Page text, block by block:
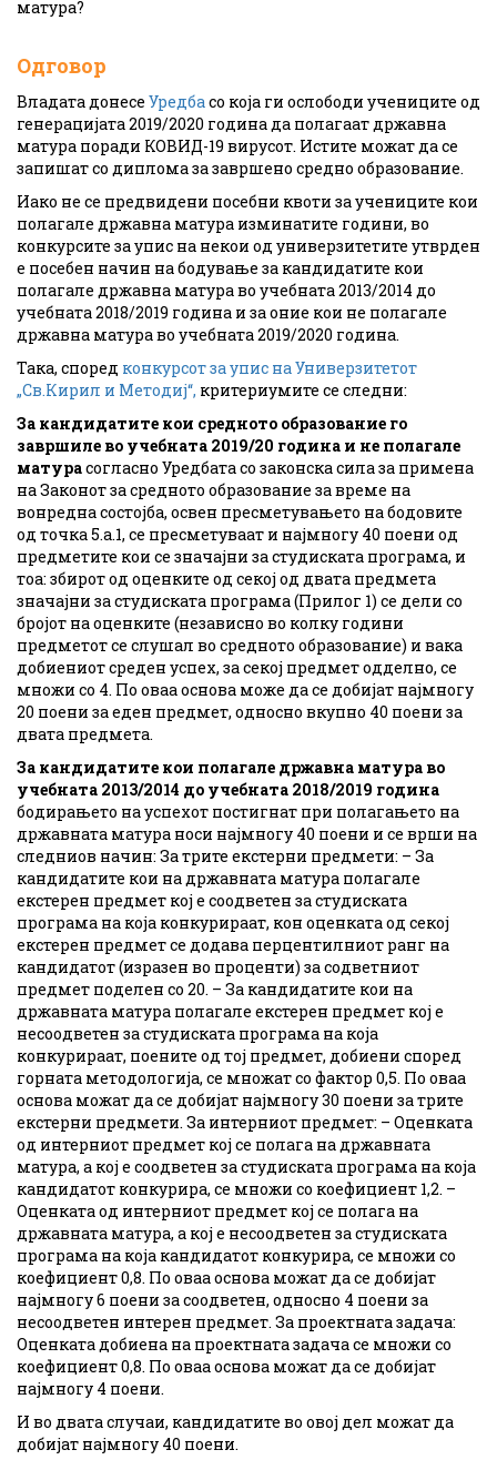
матура?
Одговор
Владата донесе Уредбасо која ги ослободи учениците од
генерацијата 2019/2020 година да полагаат државна
матура поради КОВИД-19 вирусот. Истите можат да се
запишат со диплома за завршено средно образование.
Иако не се предвидени посебни квоти за учениците кои
полагале државна матура изминатите години, во
конкурсите за упис на некои од универзитетите утврден
е посебен начин на бодување за кандидатите кои
полагале државна матура во учебната 2013/2014 до
учебната 2018/2019 година и за оние кои не полагале
државна матура во учебната 2019/2020 година.
Така, според конкурсот за упис на Универзитетот
„Св.Кирил и Методиј“, критериумите се следни:
За кандидатите кои средното образование го
завршиле во учебната 2019/20 година и не полагале
матурасогласно Уредбата со законска сила за примена
на Законот за средното образование за време на
вонредна состојба, освен пресметувањето на бодовите
од точка 5.а.1, се пресметуваат и најмногу 40 поени од
предметите кои се значајни за студиската програма, и
тоа: збирот од оценките од секој од двата предмета
значајни за студиската програма (Прилог 1) се дели со
бројот на оценките (независно во колку години
предметот се слушал во средното образование) и вака
добиениот среден успех, за секој предмет одделно, се
множи со 4. По оваа основа може да се добијат најмногу
20 поени за еден предмет, односно вкупно 40 поени за
двата предмета.
За кандидатите кои полагале државна матура во
учебната 2013/2014 до учебната 2018/2019 година
бодирањето на успехот постигнат при полагањето на
државната матура носи најмногу 40 поени и се врши на
следниов начин: За трите екстерни предмети: – За
кандидатите кои на државната матура полагале
екстерен предмет кој е соодветен за студиската
програма на која конкурираат, кон оценката од секој
екстерен предмет се додава перцентилниот ранг на
кандидатот (изразен во проценти) за содветниот
предмет поделен со 20. – За кандидатите кои на
државната матура полагале екстерен предмет кој е
несоодветен за студиската програма на која
конкурираат, поените од тој предмет, добиени според
горната методологија, се множат со фактор 0,5. По оваа
основа можат да се добијат најмногу 30 поени за трите
екстерни предмети. За интерниот предмет: – Оценката
од интерниот предмет кој се полага на државната
матура, а кој е соодветен за студиската програма на која
кандидатот конкурира, се множи со коефициент 1,2. –
Оценката од интерниот предмет кој се полага на
државната матура, а кој е несоодветен за студиската
програма на која кандидатот конкурира, се множи со
коефициент 0,8. По оваа основа можат да се добијат
најмногу 6 поени за соодветен, односно 4 поени за
несоодветен интерен предмет. За проектната задача:
Оценката добиена на проектната задача се множи со
коефициент 0,8. По оваа основа можат да се добијат
најмногу 4 поени.
И во двата случаи, кандидатите во овој дел можат да
добијат најмногу 40 поени.